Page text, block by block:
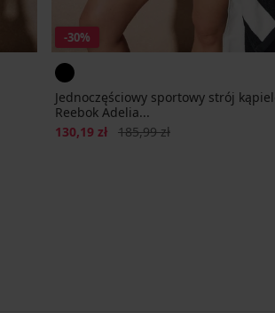
-30%
Jednoczęściowy sportowy strój
Reebok Adelia...
Zniżka
130,19 zł Pierwotna cena
185,99 zł